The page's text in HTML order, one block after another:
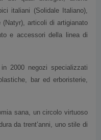
italiani (Solidale Italiano),
articoli di artigianato
e accessori della linea di
2000 negozi specializzati
bar ed erboristerie,
sana, un circolo virtuoso
da trent’anni, uno stile di